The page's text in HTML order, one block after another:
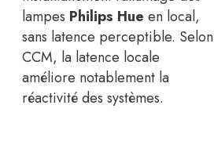
lampes Philips Hue en local,
sans latence perceptible. Selon
CCM, la latence locale
améliore notablement la
réactivité des systèmes.